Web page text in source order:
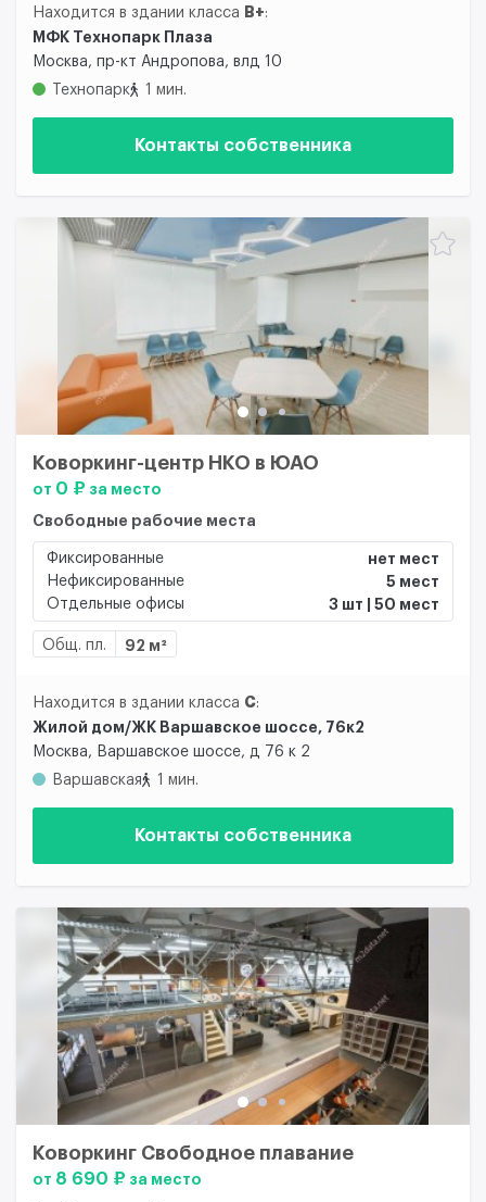
Находится в здании класса B+:
МФК Технопарк Плаза
Москва, пр-кт Андропова, влд 10
Технопарк
1 мин.
Контакты собственника
Коворкинг-центр НКО в ЮАО
от 0 ₽ за место
Свободные рабочие места
Фиксированные
нет мест
Нефиксированные
5 мест
Отдельные офисы
3 шт | 50 мест
Общ. пл. 92 м²
Находится в здании класса C:
Жилой дом/ЖК Варшавское шоссе, 76к2
Москва, Варшавское шоссе, д 76 к 2
Варшавская
1 мин.
Контакты собственника
Коворкинг Свободное плавание
от 8 690 ₽ за место